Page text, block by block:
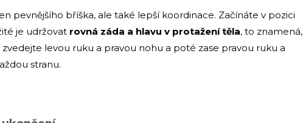
pevnějšího bříška, ale také lepší koordinace. Začínáte v pozici
je udržovat rovná záda a hlavu v protažení těla, to znamená,
levou ruku a pravou nohu a poté zase pravou ruku a
stranu.